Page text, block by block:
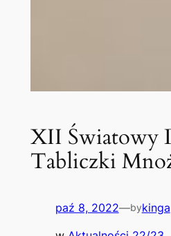
XII Światowy
Tabliczki
paź 8, 2022—bykinga